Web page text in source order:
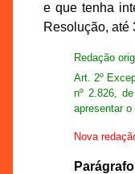
e que tenha
Resolução, até
Redação
Art. 2º
nº 2.826,
apresentar
Nova